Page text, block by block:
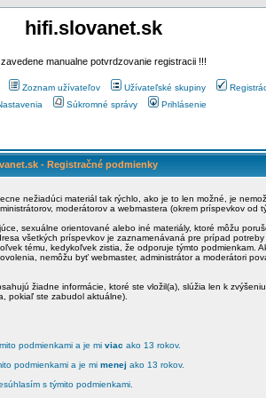
hifi.slovanet.sk
manualne potvrdzovanie registracii !!!
Zoznam užívateľov Užívateľské skupiny
Súkromné správy Prihlásenie
- Registračné podmienky
nežiadúci materiál tak rýchlo, ako je to len možné, je
moderátorov a webmastera (okrem príspevkov
sexuálne orientované alebo iné materiály, ktoré môžu
všetkých príspevkov je zaznamenávaná pre prípad
tému, kedykoľvek zistia, že odporuje týmto podmienkam.
nemôžu byť webmaster, administrátor a moderátori
žiadne informácie, ktoré ste vložil(a), slúžia len k
pokiaľ ste zabudol aktuálne).
podmienkami a je mi viac ako 13 rokov.
podmienkami a je mi menej ako 13 rokov.
s týmito podmienkami.